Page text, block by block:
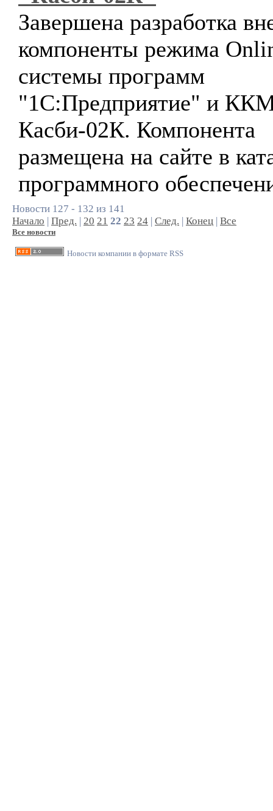
Завершена разработка
компоненты режима
системы программ
"1С:Предприятие" и
Касби-02К. Компонента
размещена на сайте в
программного
Новости 127 - 132 из 141
Начало | Пред. | 20 21 22 23 24 | След. | Конец | Все
Все новости
Новости компании в формате RSS